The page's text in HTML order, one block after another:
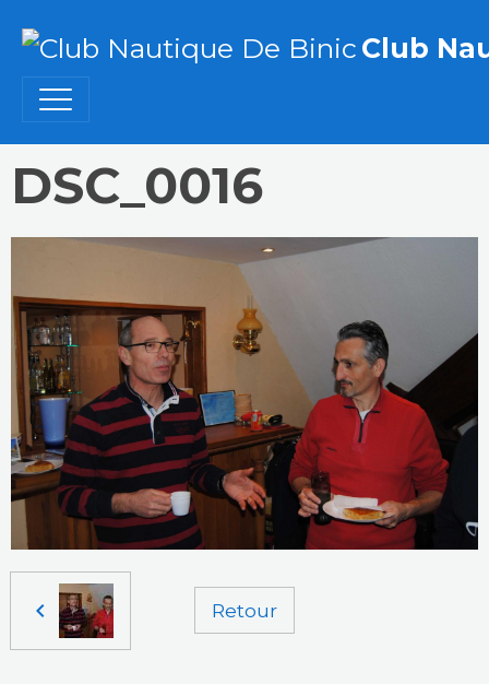
Club
DSC_0016
Retour